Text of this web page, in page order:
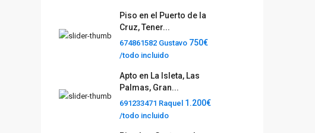
Piso en el Puerto de la
Cruz, Tener...
674861582 Gustavo 750€
/todo incluido
Apto en La Isleta, Las
Palmas, Gran...
691233471 Raquel 1.200€
/todo incluido